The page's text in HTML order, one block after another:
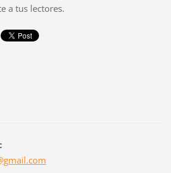
a tus lectores.
l.com